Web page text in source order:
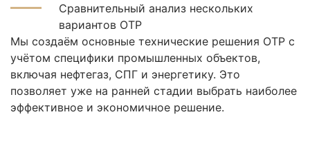
Сравнительный анализ нескольких
вариантов ОТР
Мы создаём основные технические решения ОТР с
учётом специфики промышленных объектов,
включая нефтегаз, СПГ и энергетику. Это
позволяет уже на ранней стадии выбрать наиболее
эффективное и экономичное решение.